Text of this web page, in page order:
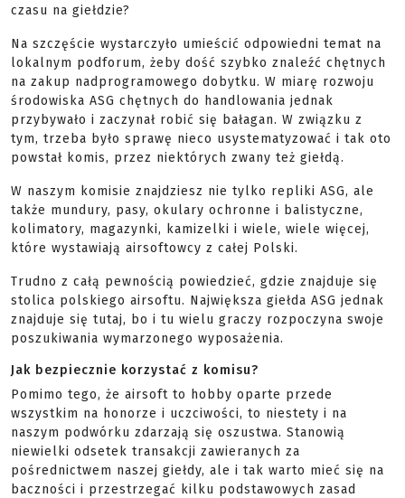
czasu na giełdzie?
Na szczęście wystarczyło umieścić odpowiedni temat na
lokalnym podforum, żeby dość szybko znaleźć chętnych
na zakup nadprogramowego dobytku. W miarę rozwoju
środowiska ASG chętnych do handlowania jednak
przybywało i zaczynał robić się bałagan. W związku z
tym, trzeba było sprawę nieco usystematyzować i tak oto
powstał komis, przez niektórych zwany też giełdą.
W naszym komisie znajdziesz nie tylko repliki ASG, ale
także mundury, pasy, okulary ochronne i balistyczne,
kolimatory, magazynki, kamizelki i wiele, wiele więcej,
które wystawiają airsoftowcy z całej Polski.
Trudno z całą pewnością powiedzieć, gdzie znajduje się
stolica polskiego airsoftu. Największa giełda ASG jednak
znajduje się tutaj, bo i tu wielu graczy rozpoczyna swoje
poszukiwania wymarzonego wyposażenia.
Jak bezpiecznie korzystać z komisu?
Pomimo tego, że airsoft to hobby oparte przede
wszystkim na honorze i uczciwości, to niestety i na
naszym podwórku zdarzają się oszustwa. Stanowią
niewielki odsetek transakcji zawieranych za
pośrednictwem naszej giełdy, ale i tak warto mieć się na
baczności i przestrzegać kilku podstawowych zasad